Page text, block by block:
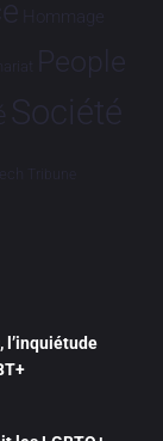
Hommage
People
Société
Tribune
l’inquiétude